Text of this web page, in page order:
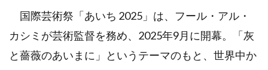
国際芸術祭「あいち 2025」は、フール・アル・
カシミが芸術監督を務め、2025年9月に開幕。「灰
と薔薇のあいまに」というテーマのもと、世界中か